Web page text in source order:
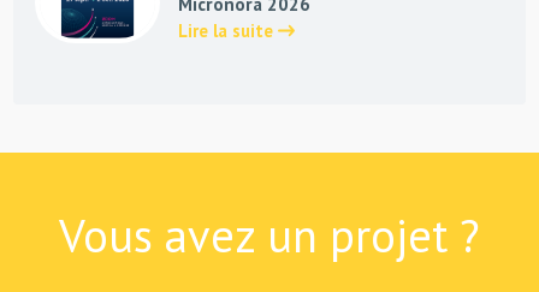
Lire la suite
Vous avez un projet ?